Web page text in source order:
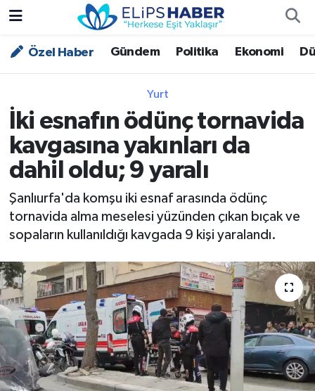
Özel Haber Gündem Politika Ekonomi
Yurt
İki esnafın ödünç tornavida
kavgasına yakınları da
dahil oldu; 9 yaralı
Şanlıurfa'da komşu iki esnaf arasında ödünç
tornavida alma meselesi yüzünden çıkan bıçak ve
sopaların kullanıldığı kavgada 9 kişi yaralandı.
Özel Haber
Asayiş
Bilim - Teknoloji
Çevre - İklim
Dünya
Kültür - Sanat
Magazin
Politika
Sağlık
Nöbetçi Eczaneler
Trafik Durumu
Süper Lig Puan Durumu ve Fikstür
Tüm Manşetler
Son Dakika Haberleri